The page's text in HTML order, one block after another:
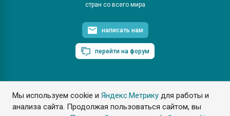
Мы используем cookie иЯндекс.Метрику для работы и
анализа сайта. Продолжая пользоваться сайтом, вы
стран со всего мира
написать нам
перейти на форум
ПластЭксперт © 2006. Все права защищены
Разрешается копирование материалов сайта с обязательной